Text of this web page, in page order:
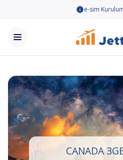
e-sim
CANADA